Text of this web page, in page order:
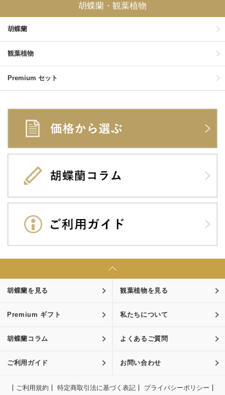
胡蝶蘭・観葉植物
胡蝶蘭
観葉植物
Premium セット
胡蝶蘭を見る 観葉植物を見る
Premium ギフト 私たちについて
胡蝶蘭コラム よくあるご質問
ご利用ガイド お問い合わせ
ご利用規約 特定商取引法に基づく表記 プライバシーポリシー